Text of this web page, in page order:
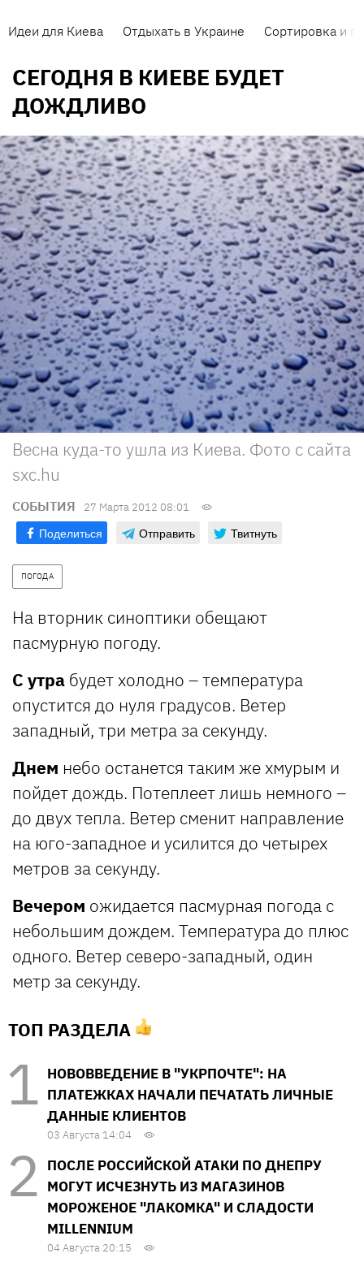
Идеи для Киева Отдыхать в Украине Сортировка и
СЕГОДНЯ В КИЕВЕ БУДЕТ
ДОЖДЛИВО
Весна куда-то ушла из Киева. Фото с сайта
sxc.hu
СОБЫТИЯ 27 Марта 2012 08:01
Поделиться Отправить Твитнуть
ПОГОДА
На вторник синоптики обещают
пасмурную погоду.
С утра будет холодно – температура
опустится до нуля градусов. Ветер
западный, три метра за секунду.
Днем небо останется таким же хмурым и
пойдет дождь. Потеплеет лишь немного –
до двух тепла. Ветер сменит направление
на юго-западное и усилится до четырех
метров за секунду.
Вечером ожидается пасмурная погода с
небольшим дождем. Температура до плюс
одного. Ветер северо-западный, один
метр за секунду.
ТОП РАЗДЕЛА
НОВОВВЕДЕНИЕ В "УКРПОЧТЕ": НА
ПЛАТЕЖКАХ НАЧАЛИ ПЕЧАТАТЬ ЛИЧНЫЕ
ДАННЫЕ КЛИЕНТОВ
03 Августа 14:04
ПОСЛЕ РОССИЙСКОЙ АТАКИ ПО ДНЕПРУ
МОГУТ ИСЧЕЗНУТЬ ИЗ МАГАЗИНОВ
МОРОЖЕНОЕ "ЛАКОМКА" И СЛАДОСТИ
MILLENNIUM
04 Августа 20:15